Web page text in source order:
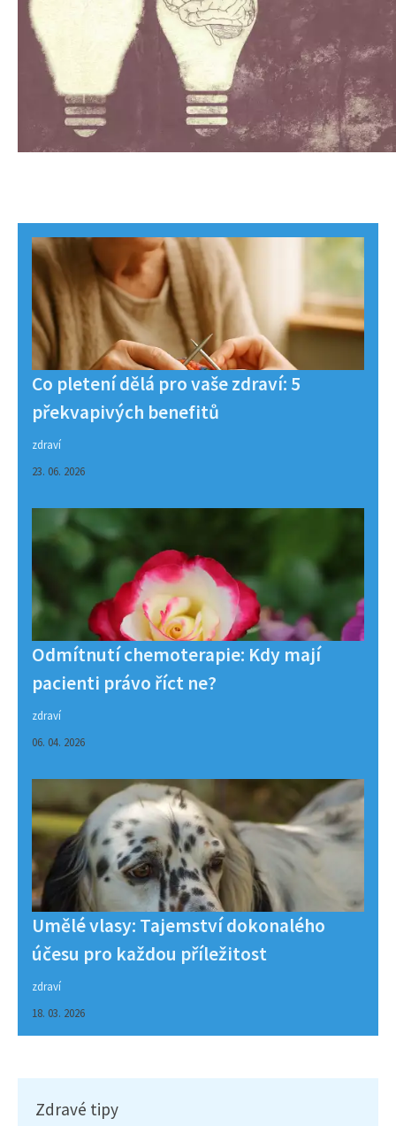
Co pletení dělá pro vaše zdraví: 5
překvapivých benefitů
zdraví
23. 06. 2026
Odmítnutí chemoterapie: Kdy mají
pacienti právo říct ne?
zdraví
06. 04. 2026
Umělé vlasy: Tajemství dokonalého
účesu pro každou příležitost
zdraví
18. 03. 2026
Zdravé tipy